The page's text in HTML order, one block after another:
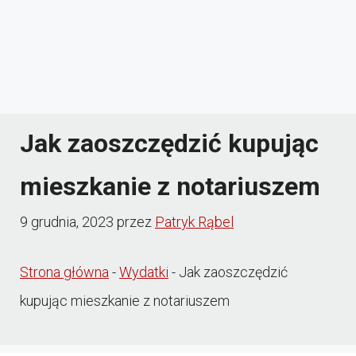
Jak zaoszczędzić kupując
mieszkanie z notariuszem
9 grudnia, 2023 przez Patryk Rąbel
Strona główna-Wydatki - Jak zaoszczędzić
kupując mieszkanie z notariuszem